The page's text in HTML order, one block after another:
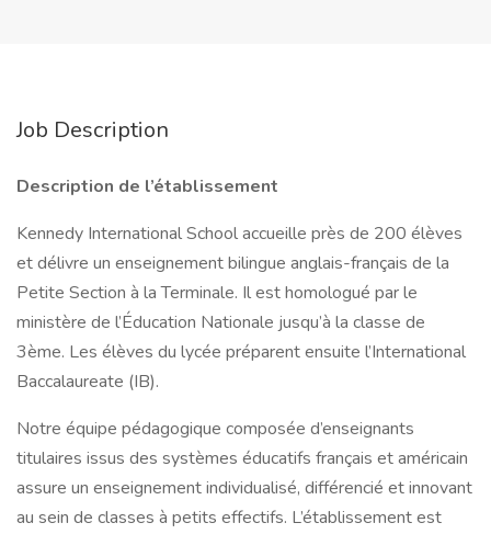
Job Description
Description de l’établissement
Kennedy International School accueille près de 200 élèves
et délivre un enseignement bilingue anglais-français de la
Petite Section à la Terminale. Il est homologué par le
ministère de l’Éducation Nationale jusqu’à la classe de
3ème. Les élèves du lycée préparent ensuite l’International
Baccalaureate (IB).
Notre équipe pédagogique composée d’enseignants
titulaires issus des systèmes éducatifs français et américain
assure un enseignement individualisé, différencié et innovant
au sein de classes à petits effectifs. L’établissement est